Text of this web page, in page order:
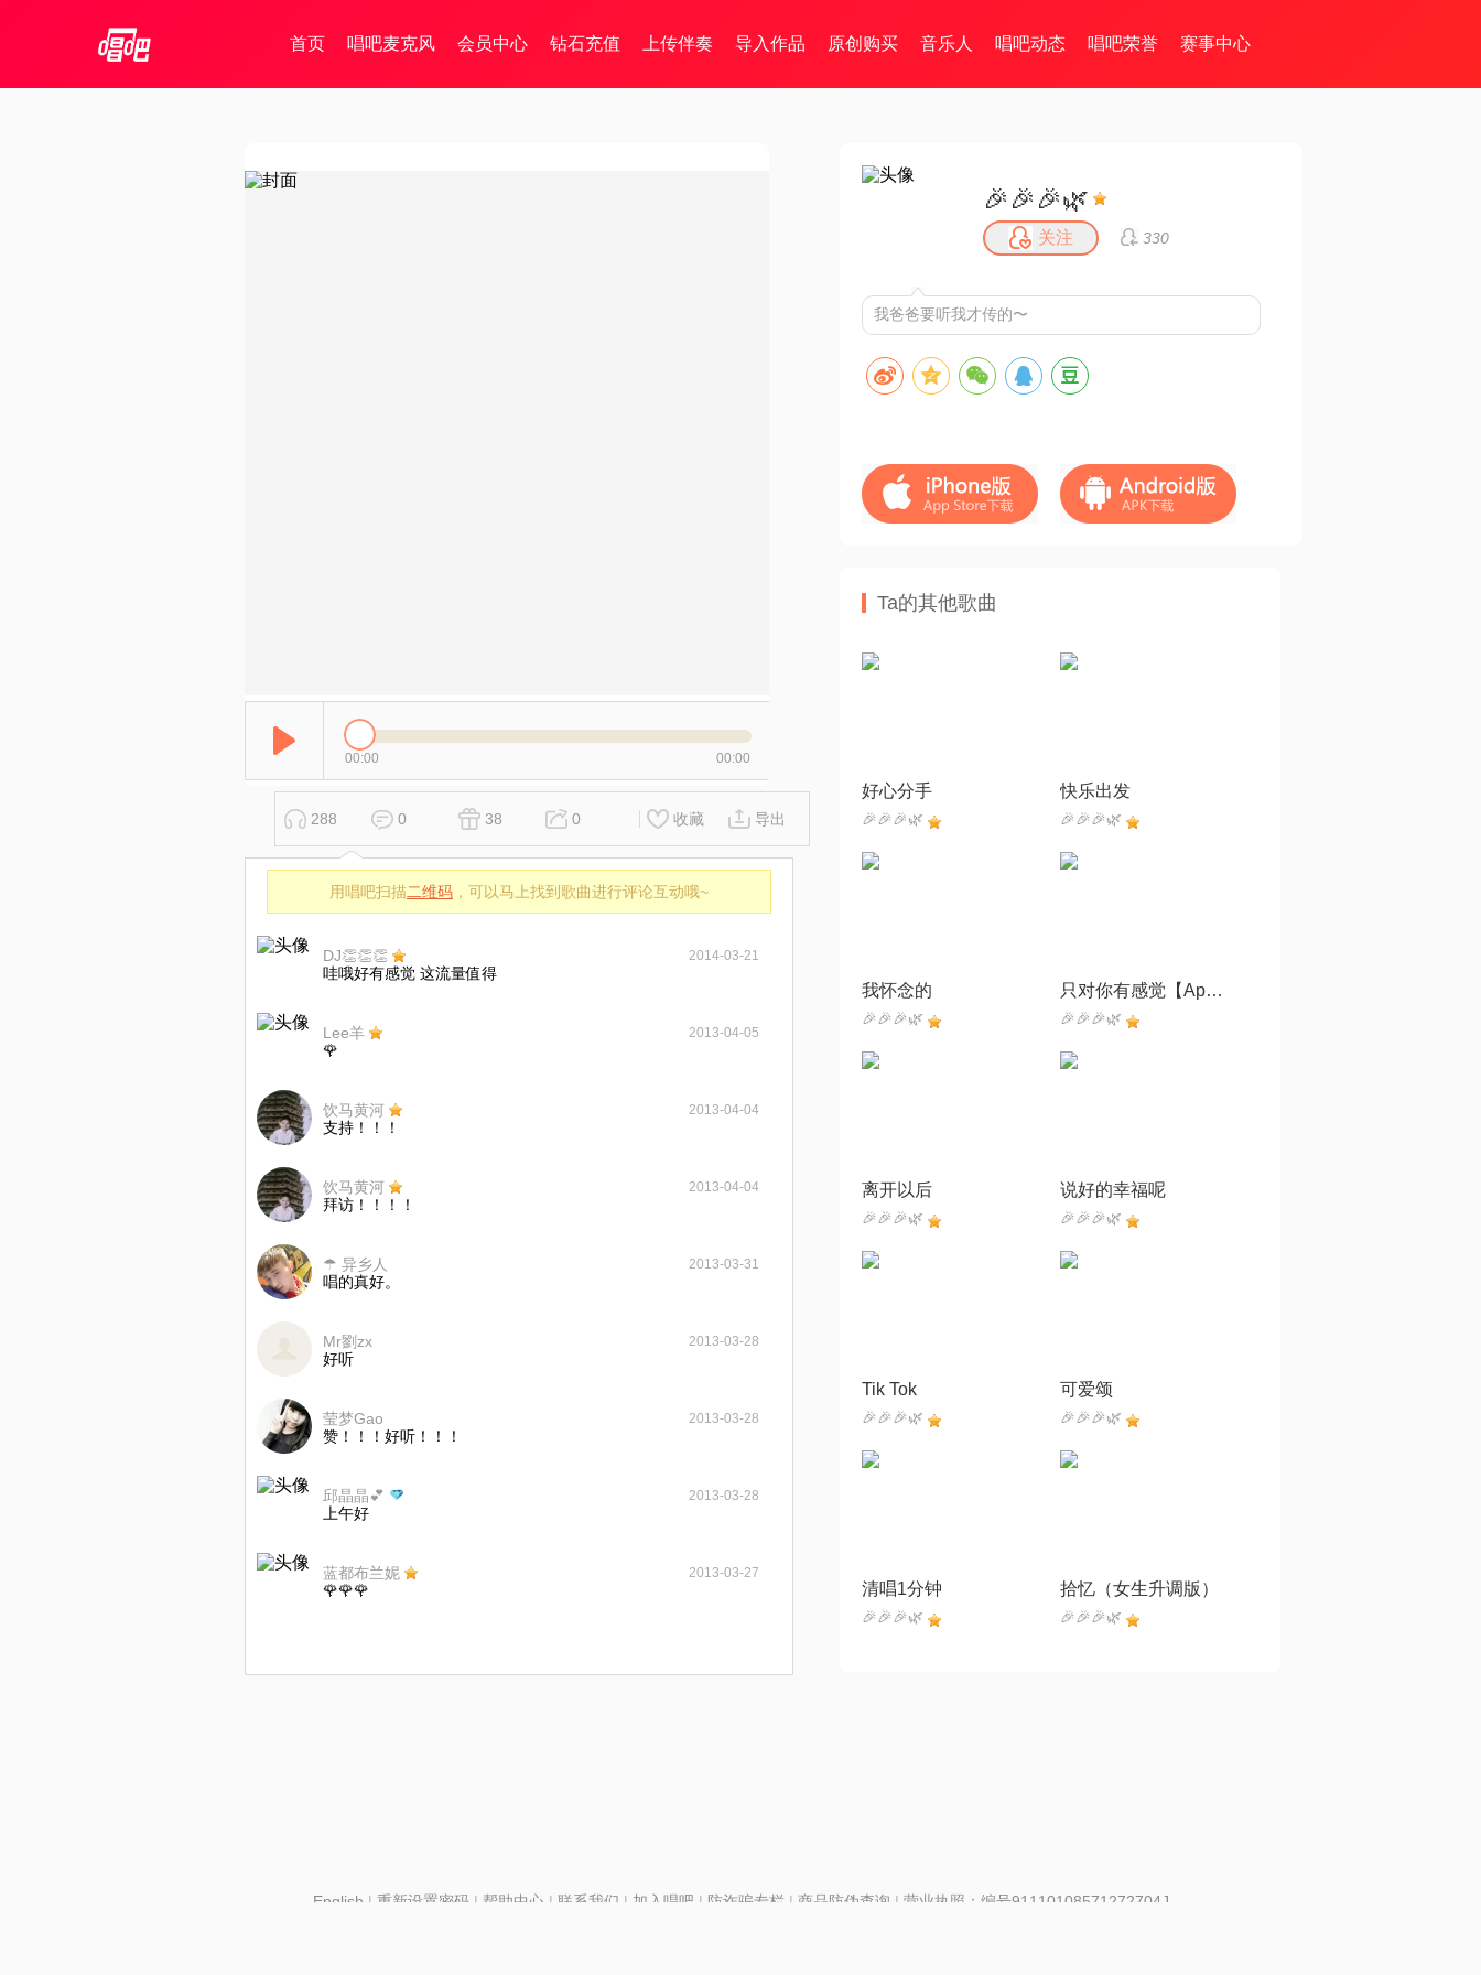
首页 唱吧麦克风 会员中心 钻石充值 上传伴奏 导入作品 原创购买 音乐人 唱吧动态 唱吧荣誉 赛事中心
00:00 00:00
288 0 38 0 收藏 导出
用唱吧扫描二维码 ，可以马上找到歌曲进行评论互动哦~
DJ👏👏👏 2014-03-21
哇哦好有感觉 这流量值得
Lee羊 2013-04-05
🌹
饮马黄河 2013-04-04
支持！！！
饮马黄河 2013-04-04
拜访！！！！
☂ 异乡人 2013-03-31
唱的真好。
Mr劉zx 2013-03-28
好听
莹梦Gao 2013-03-28
赞！！！好听！！！
邱晶晶💕 2013-03-28
上午好
蓝都布兰妮 2013-03-27
🌹🌹🌹
🎉🎉🎉🌿
关注 330
我爸爸要听我才传的〜
Ta的其他歌曲
好心分手
🎉🎉🎉🌿
快乐出发
🎉🎉🎉🌿
我怀念的
🎉🎉🎉🌿
只对你有感觉【Apiao高音质伴奏】
🎉🎉🎉🌿
离开以后
🎉🎉🎉🌿
说好的幸福呢
🎉🎉🎉🌿
Tik Tok
🎉🎉🎉🌿
可爱颂
🎉🎉🎉🌿
清唱1分钟
🎉🎉🎉🌿
拾忆（女生升调版）
🎉🎉🎉🌿
English | 重新设置密码| 帮助中心 | 联系我们 | 加入唱吧 | 防诈骗专栏 | 商品防伪查询 | 营业执照：编号91110108571272704J